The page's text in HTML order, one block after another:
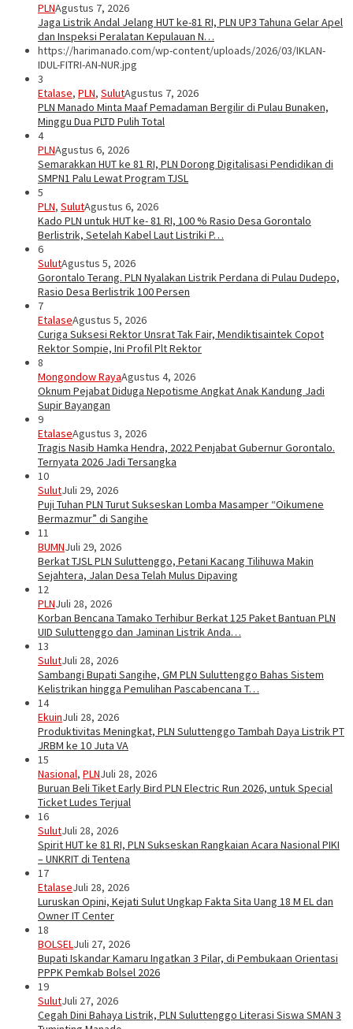
PLNAgustus 7, 2026
Jaga Listrik Andal Jelang HUT ke-81 RI, PLN UP3 Tahuna Gelar Apel
dan Inspeksi Peralatan Kepulauan N…
https://harimanado.com/wp-content/uploads/2026/03/IKLAN-
IDUL-FITRI-AN-NUR.jpg
3
Etalase, PLN, SulutAgustus 7, 2026
PLN Manado Minta Maaf Pemadaman Bergilir di Pulau Bunaken,
Minggu Dua PLTD Pulih Total
4
PLNAgustus 6, 2026
Semarakkan HUT ke 81 RI, PLN Dorong Digitalisasi Pendidikan di
SMPN1 Palu Lewat Program TJSL
5
PLN, SulutAgustus 6, 2026
Kado PLN untuk HUT ke- 81 RI, 100 % Rasio Desa Gorontalo
Berlistrik, Setelah Kabel Laut Listriki P…
6
SulutAgustus 5, 2026
Gorontalo Terang. PLN Nyalakan Listrik Perdana di Pulau Dudepo,
Rasio Desa Berlistrik 100 Persen
7
EtalaseAgustus 5, 2026
Curiga Suksesi Rektor Unsrat Tak Fair, Mendiktisaintek Copot
Rektor Sompie, Ini Profil Plt Rektor
8
Mongondow RayaAgustus 4, 2026
Oknum Pejabat Diduga Nepotisme Angkat Anak Kandung Jadi
Supir Bayangan
9
EtalaseAgustus 3, 2026
Tragis Nasib Hamka Hendra, 2022 Penjabat Gubernur Gorontalo.
Ternyata 2026 Jadi Tersangka
10
SulutJuli 29, 2026
Puji Tuhan PLN Turut Sukseskan Lomba Masamper “Oikumene
Bermazmur” di Sangihe
11
BUMNJuli 29, 2026
Berkat TJSL PLN Suluttenggo, Petani Kacang Tilihuwa Makin
Sejahtera, Jalan Desa Telah Mulus Dipaving
12
PLNJuli 28, 2026
Korban Bencana Tamako Terhibur Berkat 125 Paket Bantuan PLN
UID Suluttenggo dan Jaminan Listrik Anda…
13
SulutJuli 28, 2026
Sambangi Bupati Sangihe, GM PLN Suluttenggo Bahas Sistem
Kelistrikan hingga Pemulihan Pascabencana T…
14
EkuinJuli 28, 2026
Produktivitas Meningkat, PLN Suluttenggo Tambah Daya Listrik PT
JRBM ke 10 Juta VA
15
Nasional, PLNJuli 28, 2026
Buruan Beli Tiket Early Bird PLN Electric Run 2026, untuk Special
Ticket Ludes Terjual
16
SulutJuli 28, 2026
Spirit HUT ke 81 RI, PLN Sukseskan Rangkaian Acara Nasional PIKI
– UNKRIT di Tentena
17
EtalaseJuli 28, 2026
Luruskan Opini, Kejati Sulut Ungkap Fakta Sita Uang 18 M EL dan
Owner IT Center
18
BOLSELJuli 27, 2026
Bupati Iskandar Kamaru Ingatkan 3 Pilar, di Pembukaan Orientasi
PPPK Pemkab Bolsel 2026
19
SulutJuli 27, 2026
Cegah Dini Bahaya Listrik, PLN Suluttenggo Literasi Siswa SMAN 3